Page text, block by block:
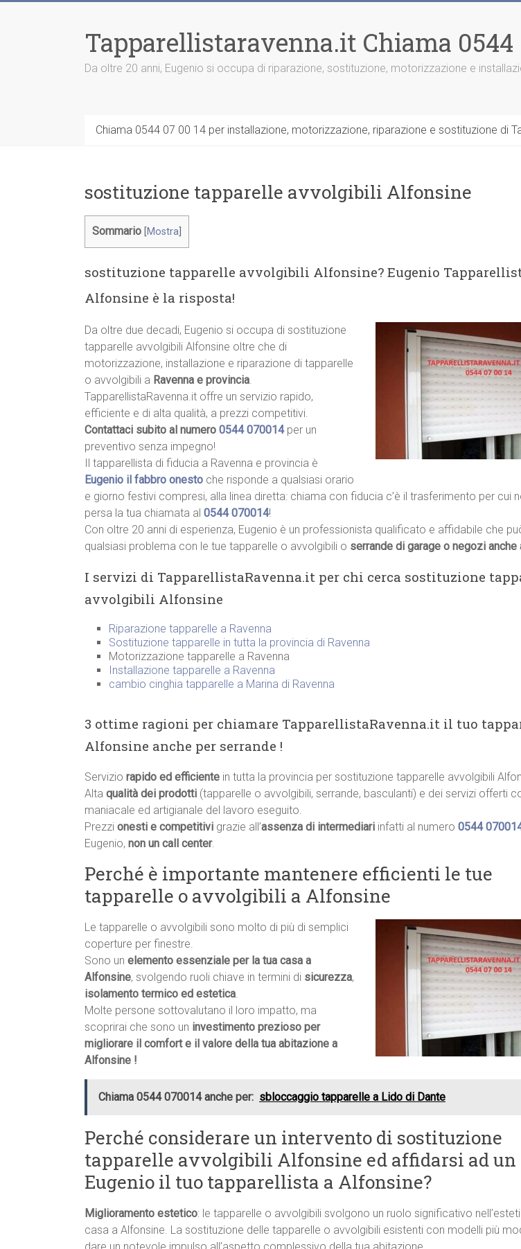
Tapparellistaravenna.it Chiama 0544
Da oltre 20 anni, Eugenio si occupa di riparazione, sostituzione, motorizzazione e
Chiama 0544 07 00 14 per installazione, motorizzazione, riparazione e sostituzione di
sostituzione tapparelle avvolgibili Alfonsine
Sommario Mostra
sostituzione tapparelle avvolgibili Alfonsine? Eugenio
Alfonsine è la risposta!
Da oltre due decadi, Eugenio si occupa di sostituzione
tapparelle avvolgibili Alfonsine oltre che di
motorizzazione, installazione e riparazione di tapparelle
o avvolgibili a Ravenna e provincia.
TapparellistaRavenna.it offre un servizio rapido,
efficiente e di alta qualità, a prezzi competitivi.
Contattaci subito al numero 0544 070014per un
preventivo senza impegno!
Il tapparellista di fiducia a Ravenna e provincia è
Eugenio il fabbro onesto che risponde a qualsiasi orario
e giorno festivi compresi, alla linea diretta: chiama con fiducia c’è il trasferimento per cui
persa la tua chiamata al 0544 070014!
Con oltre 20 anni di esperienza, Eugenio è un professionista qualificato e affidabile che
qualsiasi problema con le tue tapparelle o avvolgibili o serrande di garage o negozi
I servizi di TapparellistaRavenna.it per chi cerca sostituzione
avvolgibili Alfonsine
Riparazione tapparelle a Ravenna
Sostituzione tapparelle in tutta la provincia di Ravenna
Motorizzazione tapparelle a Ravenna
Installazione tapparelle a Ravenna
cambio cinghia tapparelle a Marina di Ravenna
3 ottime ragioni per chiamare TapparellistaRavenna.it il tuo
Alfonsine anche per serrande !
Servizio rapido ed efficiente in tutta la provincia per sostituzione tapparelle avvolgibili
Alta qualità dei prodotti (tapparelle o avvolgibili, serrande, basculanti) e dei servizi offerti
maniacale ed artigianale del lavoro eseguito.
Prezzi onesti e competitivi grazie all’assenza di intermediari infatti al numero 0544
Eugenio, non un call center.
Perché è importante mantenere efficienti le tue
tapparelle o avvolgibili a Alfonsine
Le tapparelle o avvolgibili sono molto di più di semplici
coperture per finestre.
Sono un elemento essenziale per la tua casa a
Alfonsine, svolgendo ruoli chiave in termini di sicurezza,
isolamento termico ed estetica.
Molte persone sottovalutano il loro impatto, ma
scoprirai che sono un investimento prezioso per
migliorare il comfort e il valore della tua abitazione a
Alfonsine !
Chiama 0544 070014 anche per: sbloccaggio tapparelle a Lido di Dante
Perché considerare un intervento di sostituzione
tapparelle avvolgibili Alfonsine ed affidarsi ad un
Eugenio il tuo tapparellista a Alfonsine?
Miglioramento estetico: le tapparelle o avvolgibili svolgono un ruolo significativo
casa a Alfonsine. La sostituzione delle tapparelle o avvolgibili esistenti con modelli più